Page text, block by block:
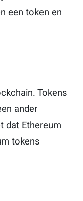
een token en
Tokens
ander
dat Ethereum
tokens